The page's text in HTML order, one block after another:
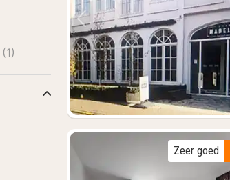
Vorige foto
Zeer goed
(1)